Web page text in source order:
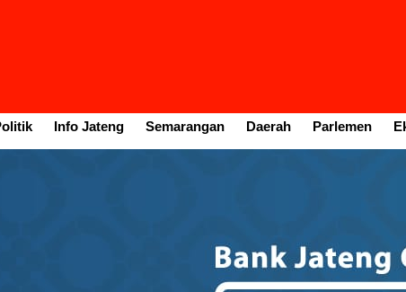
Info Jateng Semarangan Daerah Parlemen